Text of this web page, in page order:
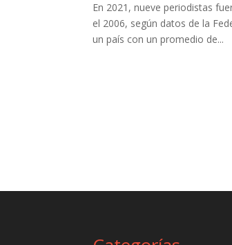
En 2021, nueve periodistas
el 2006, según datos de la
un país con un promedio de...